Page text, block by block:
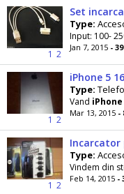
1 2
Type:
Input: 100-
Jan 7, 2015 -
1 2
iPhone 5
Type:
Vand iPhone
Mar 13, 2015 -
1 2
Type:
Vindem din
Feb 14, 2015 -